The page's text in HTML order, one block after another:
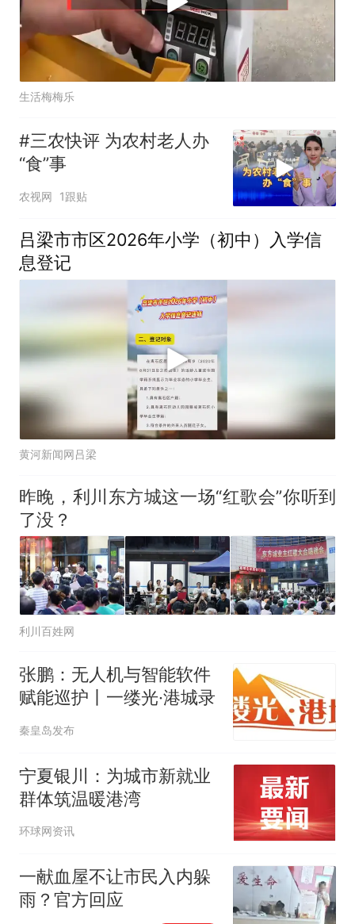
生活梅梅乐
#三农快评 为农村老人办
“食”事
农视网 1跟贴
吕梁市市区2026年小学（初中）入学信
息登记
黄河新闻网吕梁
昨晚，利川东方城这一场“红歌会”你听到
了没？
利川百姓网
张鹏：无人机与智能软件
赋能巡护丨一缕光·港城录
秦皇岛发布
宁夏银川：为城市新就业
群体筑温暖港湾
环球网资讯
一献血屋不让市民入内躲
雨？官方回应